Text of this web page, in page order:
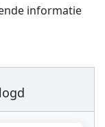
informatie